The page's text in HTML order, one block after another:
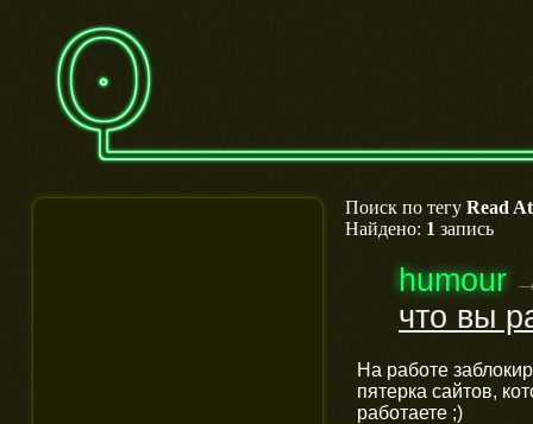
Поиск по тегу Read
Найдено: 1 запись
humour
что вы
На работе
пятерка сайтов,
работаете ;)